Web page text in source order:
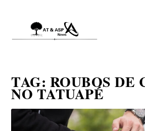
TAG: ROUBOS DE
NO TATUAPÉ